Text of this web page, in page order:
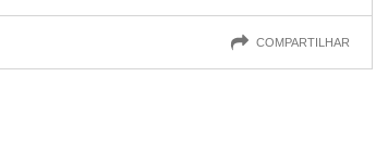
COMPARTILHAR